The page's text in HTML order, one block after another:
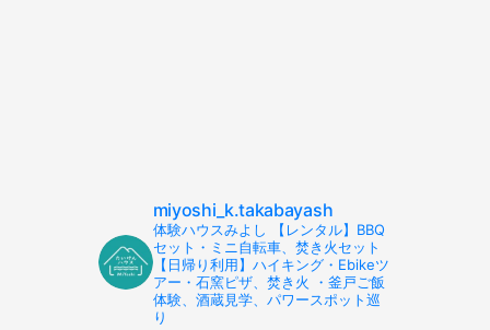
miyoshi_k.takabayash
体験ハウスみよし 【レンタル】BBQ
セット・ミニ自転車、焚き火セット
【日帰り利用】ハイキング・Ebikeツ
アー・石窯ピザ、焚き火 ・釜戸ご飯
体験、酒蔵見学、パワースポット巡
り